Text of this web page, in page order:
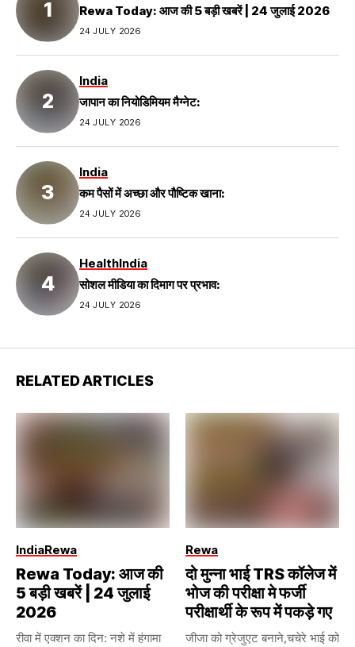
Rewa Today: आज की 5 बड़ी खबरें | 24 जुलाई 2026
24 JULY 2026
India
जापान का नियोडिमियम मैग्नेट:
24 JULY 2026
India
कम पैसों में अच्छा और पौष्टिक खाना:
24 JULY 2026
HealthIndia
सोशल मीडिया का दिमाग पर प्रभाव:
24 JULY 2026
RELATED ARTICLES
IndiaRewa
Rewa Today: आज की
5 बड़ी खबरें | 24 जुलाई
2026
रीवा में एक्शन का दिन: नशे में हंगामा
Rewa
दो मुन्ना भाई TRS कॉलेज में
भोज की परीक्षा मे फर्जी
परीक्षार्थी के रूप में पकड़े गए
जीजा को ग्रेजुएट बनाने,चचेरे भाई को